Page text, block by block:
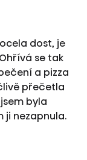
dost, je
se tak
a pizza
přečetla
byla
ji nezapnula.